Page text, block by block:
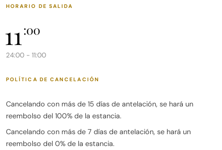
con un excelente servicio
maravillosa, ¡disfruta!
no se permiten mascotas.
-Por favor, use el aire acondicionado con
responsabilidad. No lo deje encendido cuando no esté en
el apartamento y no deje puertas o ventanas abiertas
HORARIO DE SALIDA
11:00
24:00 - 11:00
POLÍTICA DE CANCELACIÓN
Cancelando con más de 15 días de antelación, se hará un
reembolso del 100% de la estancia.
Cancelando con más de 7 días de antelación, se hará un
reembolso del 0% de la estancia.